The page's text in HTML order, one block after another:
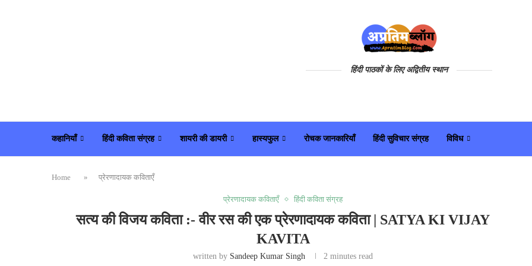
हिंदी पाठकों के लिए अद्वितीय स्थान
कहानियाँ हिंदी कविता संग्रह शायरी की डायरी हास्यफुल रोचक जानकारियाँ हिंदी सुविचार संग्रह विविध
Home » प्रेरणादायक कविताएँ
प्रेरणादायक कविताएँ हिंदी कविता संग्रह
सत्य की विजय कविता :- वीर रस की एक प्रेरणादायक कविता | SATYA KI VIJAY
KAVITA
written by Sandeep Kumar Singh 2 minutes read